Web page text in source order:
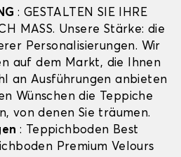
: GESTALTEN SIE IHRE
MASS. Unsere Stärke: die
Personalisierungen. Wir
auf dem Markt, die Ihnen
an Ausführungen anbieten
Wünschen die Teppiche
von denen Sie träumen.
: Teppichboden Best
Premium Velours